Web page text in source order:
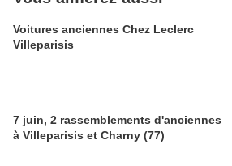
Voitures anciennes Chez Leclerc
Villeparisis
7 juin, 2 rassemblements d'anciennes
à Villeparisis et Charny (77)